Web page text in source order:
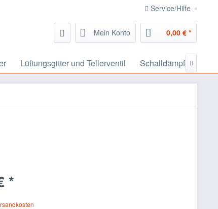
Service/Hilfe
Mein Konto 0,00 € *
Lüftungsgitter und Tellerventil Schalldämpfer,

*